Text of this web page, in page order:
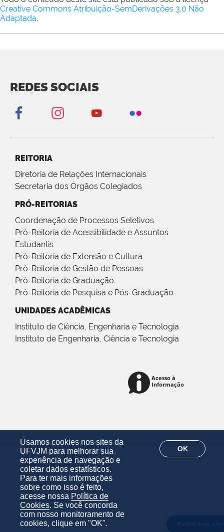
Usamos cookies nos sites da
UFVJM para melhorar sua
experiência de navegação e
coletar dados estatísticos.
Para ter mais informações
sobre como isso é feito,
acesse nossa Política de
Cookies. Se você concorda
com nosso monitoramento de
cookies, clique em "OK".
OK
Creative Commons Atribuição-SemDerivações 3.0 Não
Adaptada.
REDES SOCIAIS
REITORIA
Diretoria de Relações Internacionais
Secretaria dos Órgãos Colegiados
PRÓ-REITORIAS
Coordenação de Processos Seletivos
Pró-Reitoria de Acessibilidade e Assuntos
Estudantis
Pró-Reitoria de Extensão e Cultura
Pró-Reitoria de Gestão de Pessoas
Pró-Reitoria de Graduação
Pró-Reitoria de Pesquisa e Pós-Graduação
UNIDADES ACADÊMICAS
Instituto de Ciência, Engenharia e Tecnologia
Instituto de Engenharia, Ciência e Tecnologia